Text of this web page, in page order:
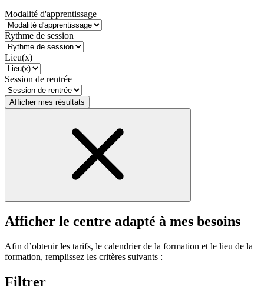
Modalité d'apprentissage
Rythme de session
Lieu(x)
Session de rentrée
Afficher mes résultats
Afficher le centre adapté à mes besoins
Afin d’obtenir les tarifs, le calendrier de la formation et le lieu de la
formation, remplissez les critères suivants :
Filtrer